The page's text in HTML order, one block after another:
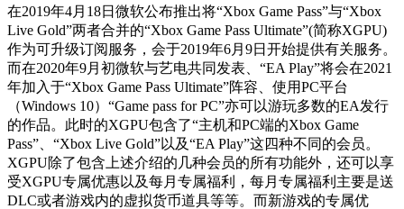
在2019年4月18日微软公布推出将“Xbox Game Pass”与“Xbox
Live Gold”两者合并的“Xbox Game Pass Ultimate”(简称XGPU)
作为可升级订阅服务，会于2019年6月9日开始提供有关服务。
而在2020年9月初微软与艺电共同发表、“EA Play”将会在2021
年加入于“Xbox Game Pass Ultimate”阵容、使用PC平台
（Windows 10）“Game pass for PC”亦可以游玩多数的EA发行
的作品。此时的XGPU包含了“主机和PC端的Xbox Game
Pass”、“Xbox Live Gold”以及“EA Play”这四种不同的会员。
XGPU除了包含上述介绍的几种会员的所有功能外，还可以享
受XGPU专属优惠以及每月专属福利，每月专属福利主要是送
DLC或者游戏内的虚拟货币道具等等。而新游戏的专属优